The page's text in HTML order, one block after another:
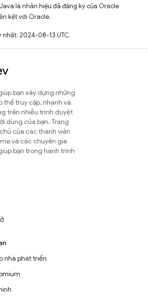
là nhãn hiệu đã đăng ký của Oracle
kết với Oracle.
nhất: 2024-08-13 UTC.
bạn xây dựng những
thể truy cập, nhanh và
trên nhiều trình duyệt
dùng của bạn. Trang
của các thành viên
và các chuyên gia
bạn trong hành trình
nhà phát triển